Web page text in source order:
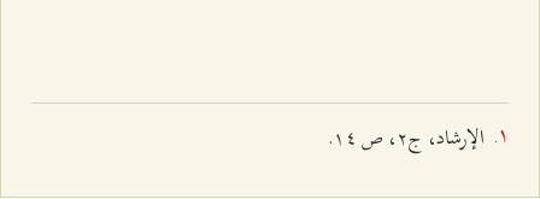
الإرشاد، ج٢، ص ۱٤.